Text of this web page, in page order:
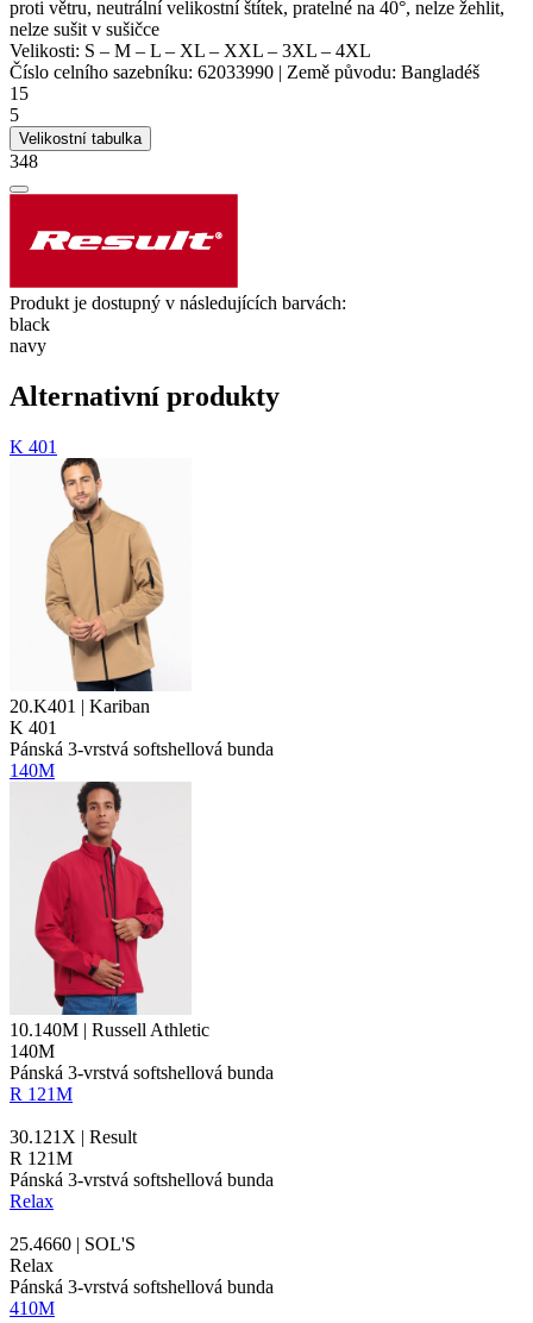
proti větru, neutrální velikostní štítek, pratelné na 40°, nelze žehlit,
nelze sušit v sušičce
Velikosti: S – M – L – XL – XXL – 3XL – 4XL
Číslo celního sazebníku: 62033990 | Země původu: Bangladéš
15
5
Velikostní tabulka
348
Produkt je dostupný v následujících barvách:
black
navy
Alternativní produkty
K 401
20.K401 | Kariban
K 401
Pánská 3-vrstvá softshellová bunda
140M
10.140M | Russell Athletic
140M
Pánská 3-vrstvá softshellová bunda
R 121M
30.121X | Result
R 121M
Pánská 3-vrstvá softshellová bunda
Relax
25.4660 | SOL'S
Relax
Pánská 3-vrstvá softshellová bunda
410M